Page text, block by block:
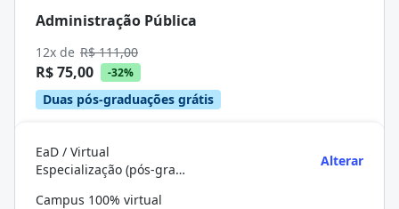
Administração Pública
12x de R$ 111,00
R$ 75,00 -32%
Duas pós-graduações grátis
EaD / Virtual
Especialização (pós-graduação)
Alterar
Campus 100% virtual